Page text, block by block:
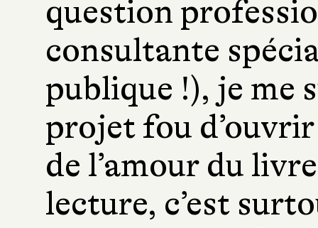
question
consultante
publique !), je me
projet fou
de l’amour du
lecture, c’est